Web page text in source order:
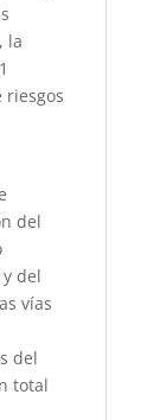
la
riesgos
del
del
vías
del
total